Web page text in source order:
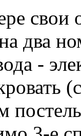
свои
два
-